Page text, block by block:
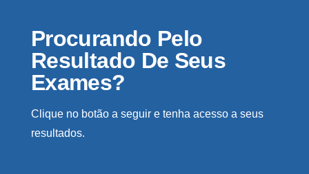
Procurando Pelo
Resultado De Seus
Exames?
Clique no botão a seguir e tenha acesso a seus
resultados.